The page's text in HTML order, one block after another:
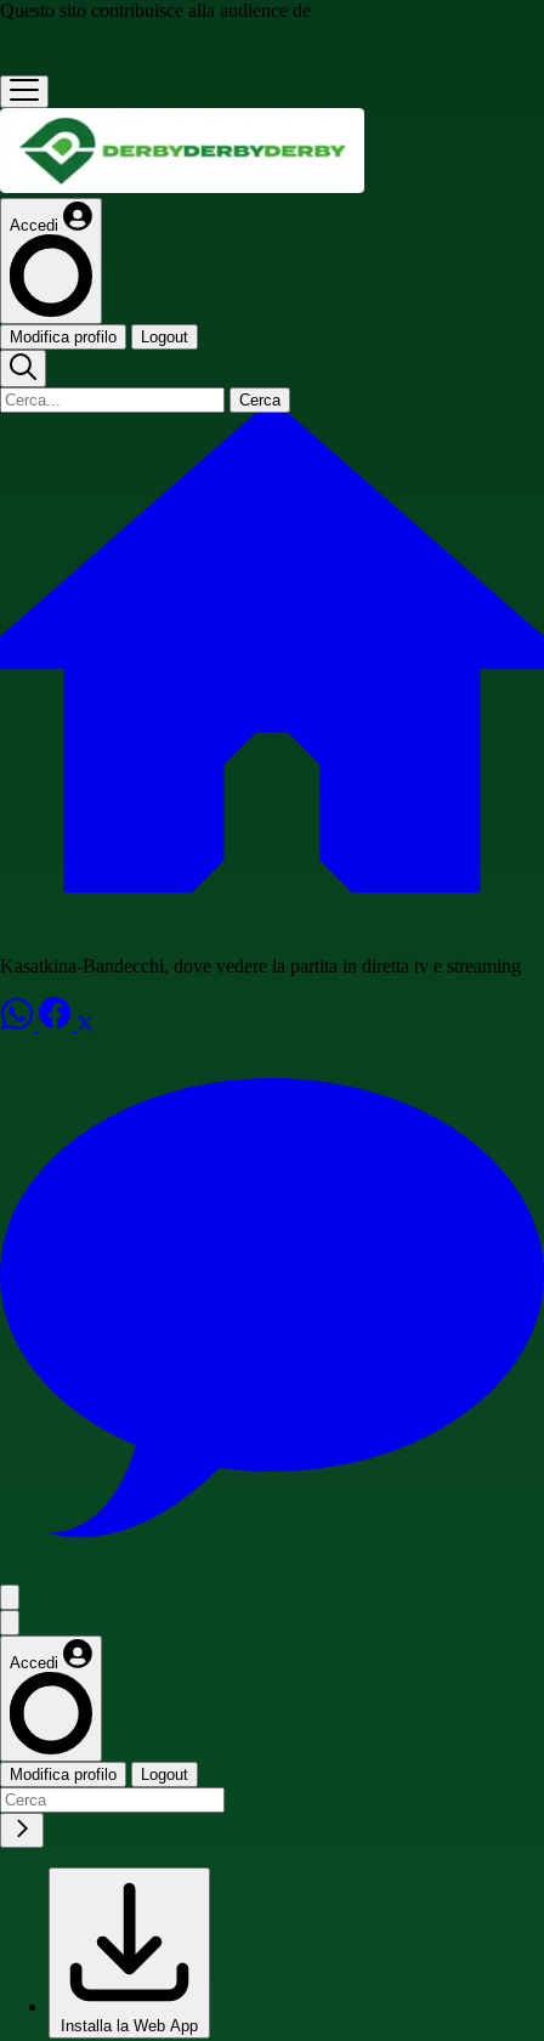
Questo sito contribuisce alla audience de
Accedi
Modifica profilo Logout
Cerca
Kasatkina-Bandecchi, dove vedere la partita in diretta tv e streaming
Accedi
Modifica profilo Logout
Installa la Web App